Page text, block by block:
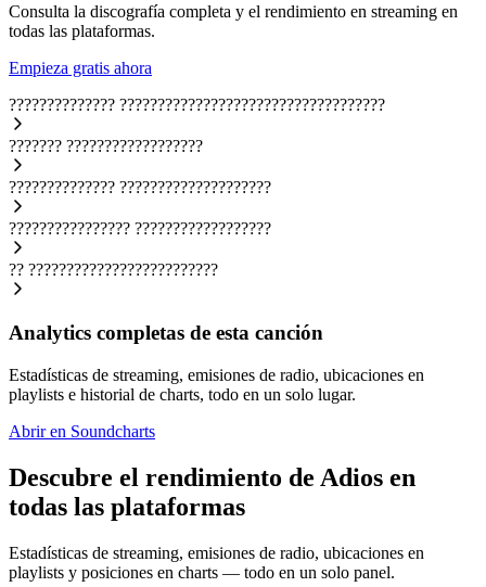
Consulta la discografía completa y el rendimiento en streaming en
todas las plataformas.
Empieza gratis ahora
?????????????? ???????????????????????????????????
??????? ??????????????????
?????????????? ????????????????????
???????????????? ??????????????????
?? ?????????????????????????
Analytics completas de esta canción
Estadísticas de streaming, emisiones de radio, ubicaciones en
playlists e historial de charts, todo en un solo lugar.
Abrir en Soundcharts
Descubre el rendimiento de Adios en
todas las plataformas
Estadísticas de streaming, emisiones de radio, ubicaciones en
playlists y posiciones en charts — todo en un solo panel.